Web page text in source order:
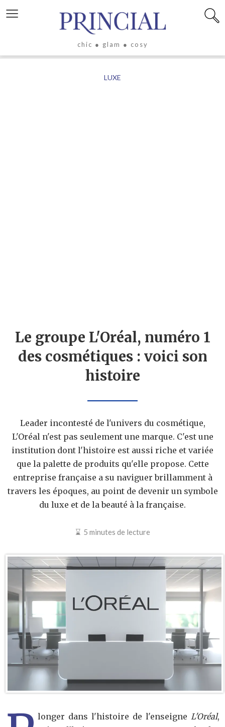
≡
chic ● glam ● cosy
LIFESTYLELUXE
Le groupe L'Oréal, numéro 1
des cosmétiques : voici son
histoire
Leader incontesté de l'univers du cosmétique,
L'Oréal n'est pas seulement une marque. C'est une
institution dont l'histoire est aussi riche et variée
que la palette de produits qu'elle propose. Cette
entreprise française a su naviguer brillamment à
travers les époques, au point de devenir un symbole
du luxe et de la beauté à la française.
5 minutes de lecture
longer dans l'histoire de l'enseigne L'Oréal,